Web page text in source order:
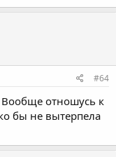
#64
Вообще отношусь к
бы не вытерпела